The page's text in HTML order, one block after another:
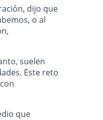
dijo que
o al
suelen
Este reto
que